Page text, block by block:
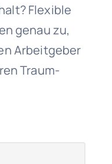
Flexible
genau zu,
Arbeitgeber
Traum-